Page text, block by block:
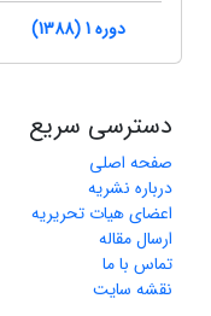
دوره 1 (1388)
دسترسی سریع
صفحه اصلی
درباره نشریه
اعضای هیات تحریریه
ارسال مقاله
تماس با ما
نقشه سایت